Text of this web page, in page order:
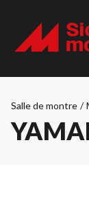
Salle de montre /